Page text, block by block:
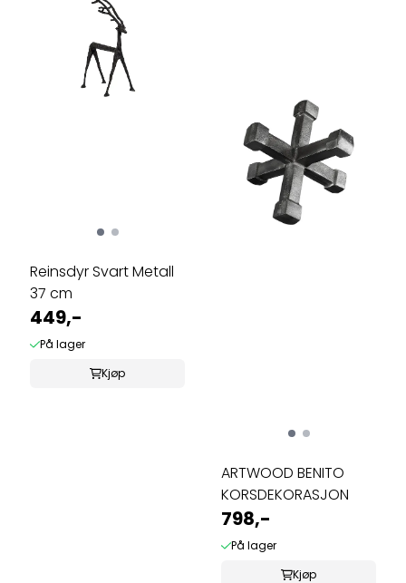
Reinsdyr Svart Metall
37 cm
449,-
På lager
Kjøp
ARTWOOD BENITO
KORSDEKORASJON
798,-
På lager
Kjøp